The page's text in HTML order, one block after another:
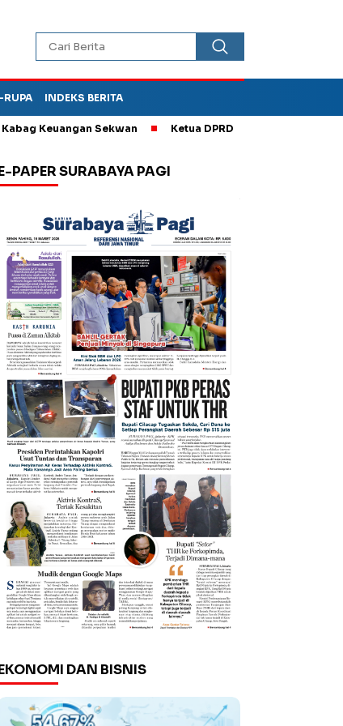
RUPA INDEKS BERITA
Keuangan Sekwan Ketua DPRD Kota Madiun Sebut TPA
PAPER SURABAYA PAGI
DAN BISNIS